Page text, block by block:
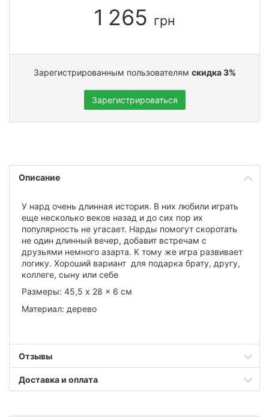
1 265 грн
Зарегистрированным пользователям скидка 3%
Зарегистрироваться
Описание
У нард очень длинная история. В них любили играть
еще несколько веков назад и до сих пор их
популярность не угасает. Нарды помогут скоротать
не один длинный вечер, добавит встречам с
друзьями немного азарта. К тому же игра развивает
логику. Хороший вариант для подарка брату, другу,
коллеге, сыну или себе
Размеры: 45,5 x 28 x 6 см
Материал: дерево
Отзывы
Доставка и оплата